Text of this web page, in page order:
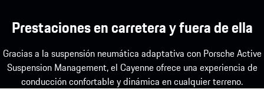
Prestaciones en carretera y fuera de ella
Gracias a la suspensión neumática adaptativa con Porsche Active
Suspension Management, el Cayenne ofrece una experiencia de
conducción confortable y dinámica en cualquier terreno.